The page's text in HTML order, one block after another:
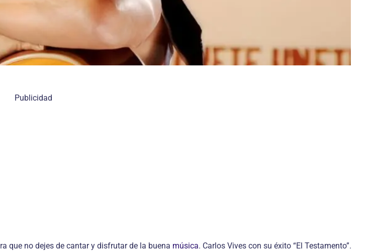
Publicidad
que no dejes de cantar y disfrutar de la buena música. Carlos Vives con su éxito “El Testamento”.